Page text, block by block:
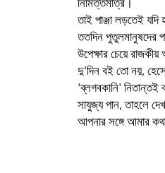
নিমিত্তমাত্র।
তাই পাঞ্জা লড়তেই যদি
ততদিন পুতুলমানুষদের
উপেক্ষার চেয়ে
দু'দিন বই তো নয়,
'ব্লগবকানি' নিতান্তই
সাযুজ্য পান, তাহলে
আপনার সঙ্গে আমার